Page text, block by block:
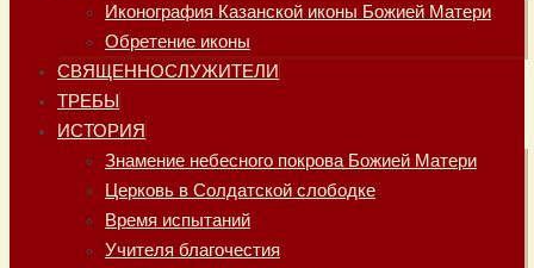
Иконография Казанской иконы Божией Матери
Обретение иконы
СВЯЩЕННОСЛУЖИТЕЛИ
ТРЕБЫ
ИСТОРИЯ
Знамение небесного покрова Божией Матери
Церковь в Солдатской слободке
Время испытаний
Учителя благочестия